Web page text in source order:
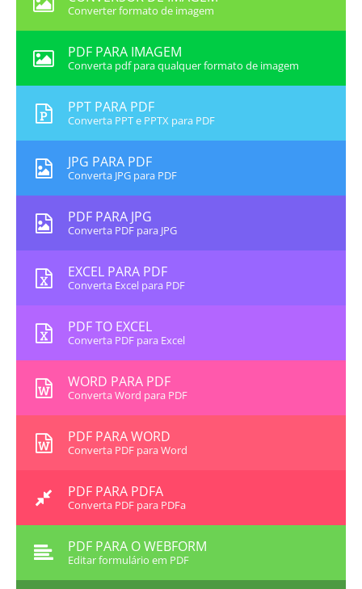
Converter formato de imagem
PDF PARA IMAGEM
Converta pdf para qualquer formato de imagem
PPT PARA PDF
Converta PPT e PPTX para PDF
JPG PARA PDF
Converta JPG para PDF
PDF PARA JPG
Converta PDF para JPG
EXCEL PARA PDF
Converta Excel para PDF
PDF TO EXCEL
Converta PDF para Excel
WORD PARA PDF
Converta Word para PDF
PDF PARA WORD
Converta PDF para Word
PDF PARA PDFA
Converta PDF para PDFa
PDF PARA O WEBFORM
Editar formulário em PDF